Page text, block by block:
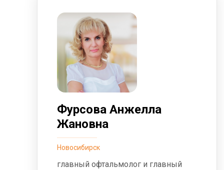
Фурсова Анжелла
Жановна
Новосибирск
главный офтальмолог и главный